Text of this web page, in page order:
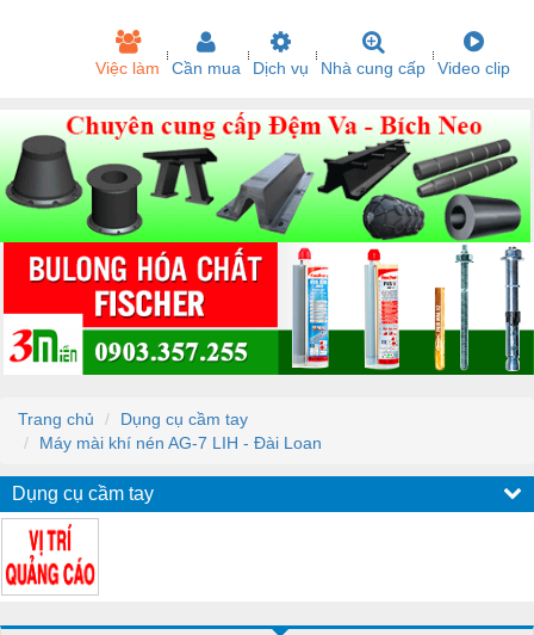
Việc làm Cần mua Dịch vụ Nhà cung cấp Video clip
Trang chủ
Dụng cụ cầm tay
Máy mài khí nén AG-7 LIH - Đài Loan
Dụng cụ cầm tay